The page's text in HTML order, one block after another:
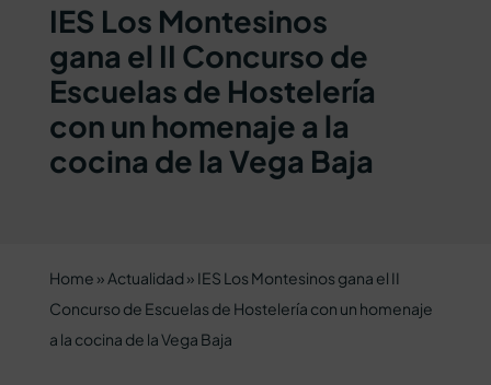
IES Los Montesinos
gana el II Concurso de
Escuelas de Hostelería
con un homenaje a la
cocina de la Vega Baja
Home » Actualidad » IES Los Montesinos gana el II
Concurso de Escuelas de Hostelería con un homenaje
a la cocina de la Vega Baja